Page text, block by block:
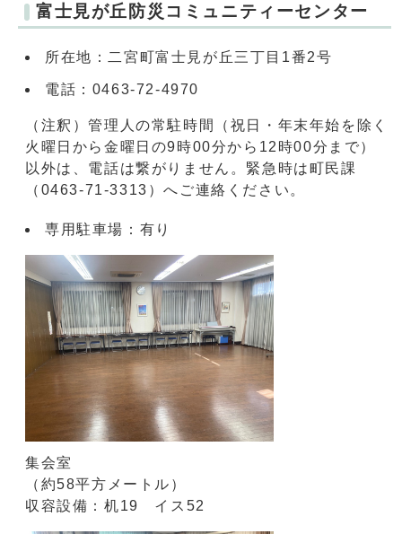
富士見が丘防災コミュニティーセンター
所在地：二宮町富士見が丘三丁目1番2号
電話：0463-72-4970
（注釈）管理人の常駐時間（祝日・年末年始を除く
火曜日から金曜日の9時00分から12時00分まで）
以外は、電話は繋がりません。緊急時は町民課
（0463-71-3313）へご連絡ください。
専用駐車場：有り
集会室
（約58平方メートル）
収容設備：机19 イス52